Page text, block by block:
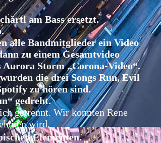
am Bass ersetzt.
alle Bandmitglieder ein Video
zu einem Gesamtvideo
Aurora Storm „Corona-Video“.
die drei Songs Run, Evil
zu hören sind.
gedreht.
getrennt. Wir konnten Rene
wird.
Elementen.